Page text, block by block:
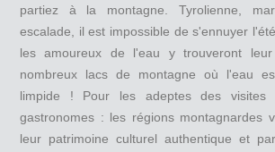
partiez à la montagne. Tyrolienne,
escalade, il est impossible de s'ennuyer
les amoureux de l'eau y trouveront
nombreux lacs de montagne où l'eau
limpide ! Pour les adeptes des visites
gastronomes : les régions montagnardes
leur patrimoine culturel authentique et